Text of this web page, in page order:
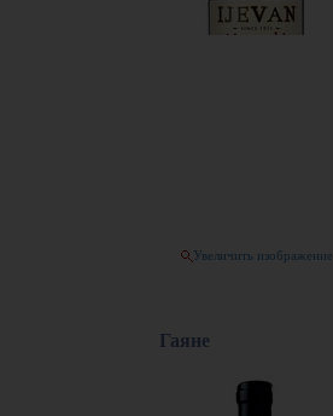
Увеличить изображение
Гаяне